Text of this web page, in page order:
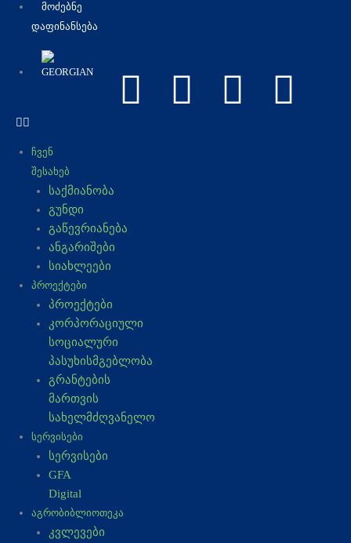
ᲛᲝᲫᲔᲑᲜᲔ
ᲓᲐᲤᲘᲜᲐᲜᲡᲔᲑᲐ
ᲩᲕᲔᲜ
ᲨᲔᲡᲐᲮᲔᲑ
საქმიანობა
გუნდი
გაწევრიანება
ანგარიშები
სიახლეები
ᲞᲠᲝᲔᲥᲢᲔᲑᲘ
პროექტები
კორპორაციული
სოციალური
პასუხისმგებლობა
გრანტების
მართვის
სახელმძღვანელო
ᲡᲔᲠᲕᲘᲡᲔᲑᲘ
სერვისები
GFA
Digital
ᲐᲒᲠᲝᲑᲘᲑᲚᲘᲝᲗᲔᲙᲐ
კვლევები
F
o
k
-
Y
I
L